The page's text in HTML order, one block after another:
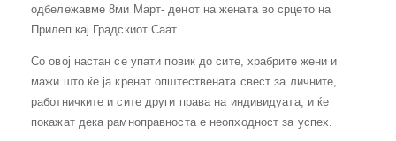
одбележавме 8ми Март- денот на жената во срцето на
Прилеп кај Градскиот Саат.
Со овој настан се упати повик до сите, храбрите жени и
мажи што ќе ја кренат општествената свест за личните,
работничките и сите други права на индивидуата, и ќе
покажат дека рамноправноста е неопходност за успех.